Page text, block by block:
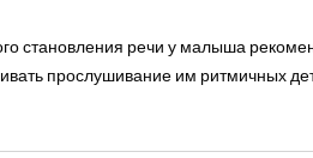
становления речи у малыша
прослушивание им ритмичных